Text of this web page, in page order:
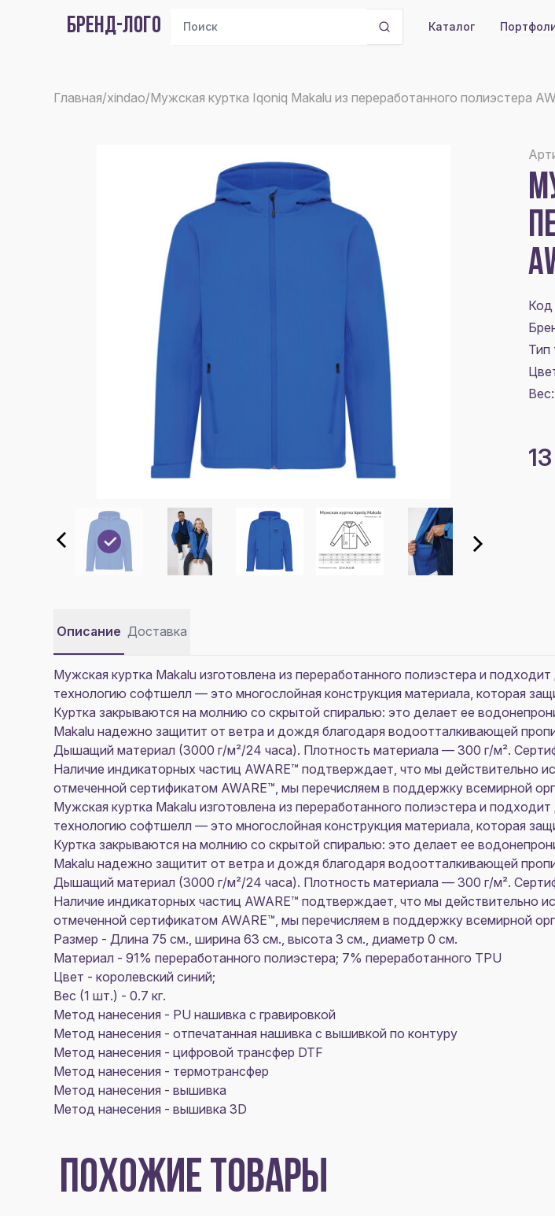
БРЕНД-ЛОГО Каталог
Главная/xindao/Мужская куртка Iqoniq Makalu из переработанного полиэстера
Код
Тип
Описание Доставка
Мужская куртка Makalu изготовлена из переработанного полиэстера и
технологию софтшелл — это многослойная конструкция материала, которая
Куртка закрываются на молнию со скрытой спиралью: это делает ее
Makalu надежно защитит от ветра и дождя благодаря водоотталкивающей
Дышащий материал (3000 г/м²/24 часа). Плотность материала — 300 г/м².
Наличие индикаторных частиц AWARE™ подтверждает, что мы действительно
отмеченной сертификатом AWARE™, мы перечисляем в поддержку всемирной
Мужская куртка Makalu изготовлена из переработанного полиэстера и
технологию софтшелл — это многослойная конструкция материала, которая
Куртка закрываются на молнию со скрытой спиралью: это делает ее
Makalu надежно защитит от ветра и дождя благодаря водоотталкивающей
Дышащий материал (3000 г/м²/24 часа). Плотность материала — 300 г/м².
Наличие индикаторных частиц AWARE™ подтверждает, что мы действительно
отмеченной сертификатом AWARE™, мы перечисляем в поддержку всемирной
Размер - Длина 75 см., ширина 63 см., высота 3 см., диаметр 0 см.
Материал - 91% переработанного полиэстера; 7% переработанного TPU
Цвет - королевский синий;
Вес (1 шт.) - 0.7 кг.
Метод нанесения - PU нашивка с гравировкой
Метод нанесения - отпечатанная нашивка с вышивкой по контуру
Метод нанесения - цифровой трансфер DTF
Метод нанесения - термотрансфер
Метод нанесения - вышивка
Метод нанесения - вышивка 3D
ПОХОЖИЕ ТОВАРЫ